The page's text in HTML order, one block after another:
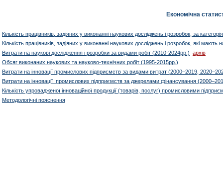
Економічна
Кількість працівників, задіяних у виконанні наукових досліджень і розробок, за
Кількість працівників, задіяних у виконанні наукових досліджень і розробок, які
Витрати на наукові дослідження і розробки за видами робіт (2010-2024рр.) архів
Обсяг виконаних наукових та науково-технічних робіт (1995-2015рр.)
Витрати на інновації промислових підприємств за видами витрат (2000–2019,
Витрати на інновації промислових підприємств за джерелами фінансування
Кількість упровадженої інноваційної продукції (товарів, послуг) промисловими
Методологічні пояснення